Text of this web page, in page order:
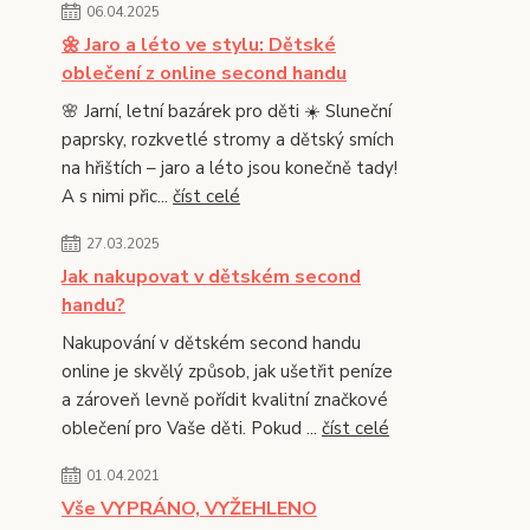
06.04.2025
🌼 Jaro a léto ve stylu: Dětské
oblečení z online second handu
🌸 Jarní, letní bazárek pro děti ☀️ Sluneční
paprsky, rozkvetlé stromy a dětský smích
na hřištích – jaro a léto jsou konečně tady!
A s nimi přic... číst celé
27.03.2025
Jak nakupovat v dětském second
handu?
Nakupování v dětském second handu
online je skvělý způsob, jak ušetřit peníze
a zároveň levně pořídit kvalitní značkové
oblečení pro Vaše děti. Pokud ... číst celé
01.04.2021
Vše VYPRÁNO, VYŽEHLENO